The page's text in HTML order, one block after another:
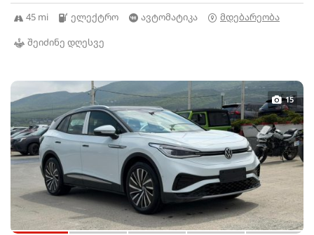
45 mi ელექტრო ავტომატიკა
მდებარეობა
შეიძინე დღესვე
15